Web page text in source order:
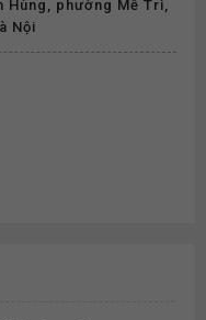
Hùng, phường Mễ Trì,
Nội